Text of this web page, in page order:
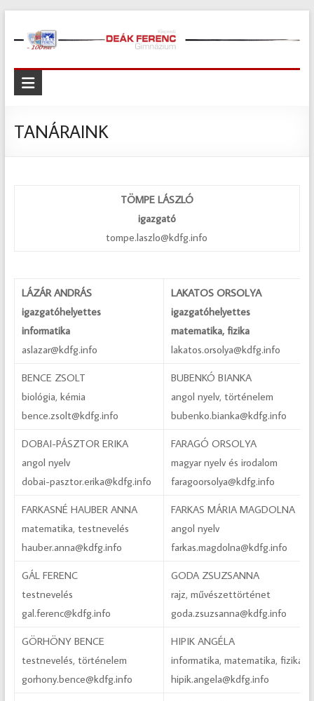
Kispesti
Ferenc
TANÁRAINK
TÖMPE LÁSZLÓ
igazgató
tompe.laszlo@kdfg.info
LÁZÁR ANDRÁS
igazgatóhelyettes
informatika
aslazar@kdfg.info
LAKATOS ORSOLYA
igazgatóhelyettes
matematika, fizika
lakatos.orsolya@kdfg.info
BENCE ZSOLT
biológia, kémia
bence.zsolt@kdfg.info
BUBENKÓ BIANKA
angol nyelv, történelem
bubenko.bianka@kdfg.info
DOBAI-PÁSZTOR ERIKA
angol nyelv
dobai-pasztor.erika@kdfg.info
FARAGÓ ORSOLYA
magyar nyelv és irodalom
faragoorsolya@kdfg.info
FARKASNÉ HAUBER ANNA
matematika, testnevelés
hauber.anna@kdfg.info
FARKAS MÁRIA MAGDOLNA
angol nyelv
farkas.magdolna@kdfg.info
GÁL FERENC
testnevelés
gal.ferenc@kdfg.info
GODA ZSUZSANNA
rajz, művészettörténet
goda.zsuzsanna@kdfg.info
GÖRHÖNY BENCE
testnevelés, történelem
gorhony.bence@kdfg.info
HIPIK ANGÉLA
informatika, matematika, fizika
hipik.angela@kdfg.info